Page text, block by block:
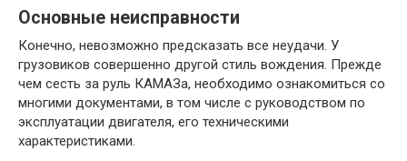
Основные неисправности
Конечно, невозможно предсказать все неудачи. У
грузовиков совершенно другой стиль вождения. Прежде
чем сесть за руль КАМАЗа, необходимо ознакомиться со
многими документами, в том числе с руководством по
эксплуатации двигателя, его техническими
характеристиками.